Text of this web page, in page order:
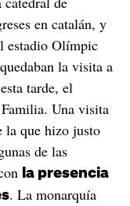
en catalán, y
estadio Olímpic
la visita a
tarde, el
Una visita
la que hizo justo
de las
la presencia
. La monarquía